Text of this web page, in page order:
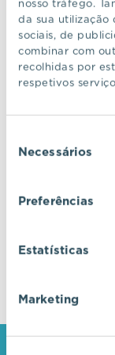
nosso tráfego.
da sua utilização
sociais, de
combinar com
recolhidas por
respetivos
deNecessários
Preferências
Estatísticas
Marketing
CONTINUAR A
Descubra
excelência,
fundem com